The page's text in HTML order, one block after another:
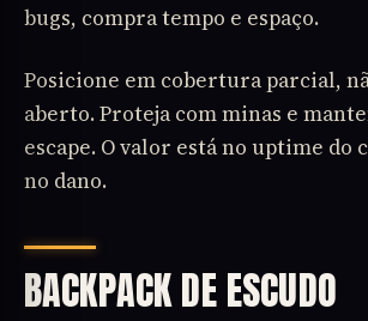
bugs, compra tempo e espaço.
Posicione em cobertura parcial,
aberto. Proteja com minas e
escape. O valor está no uptime do
no dano.
BACKPACK DE ESCUDO